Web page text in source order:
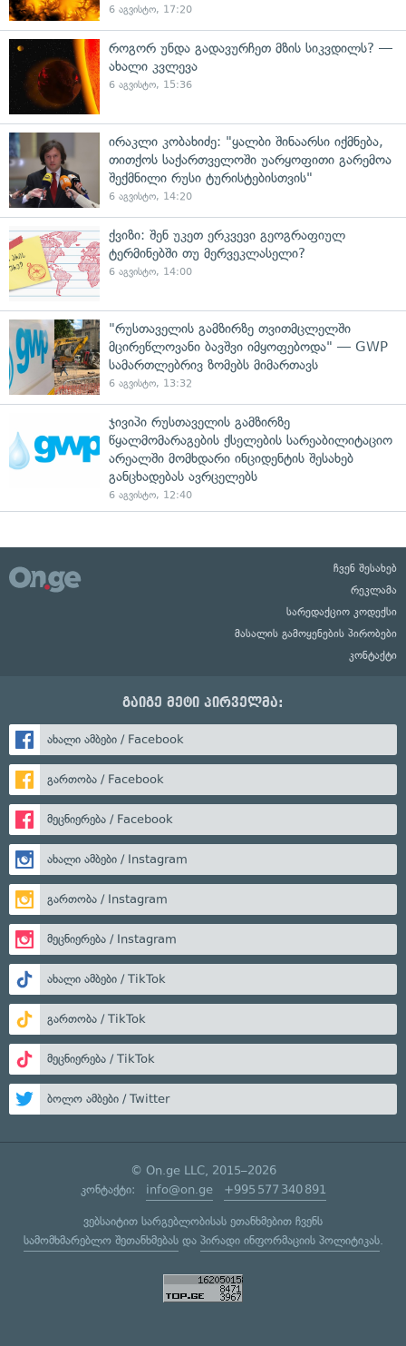
6 აგვისტო, 17:20
როგორ უნდა გადავურჩეთ მზის სიკვდილს? —
ახალი კვლევა
6 აგვისტო, 15:36
ირაკლი კობახიძე: "ყალბი შინაარსი იქმნება,
თითქოს საქართველოში უარყოფითი გარემოა
შექმნილი რუსი ტურისტებისთვის"
6 აგვისტო, 14:20
ქვიზი: შენ უკეთ ერკვევი გეოგრაფიულ
ტერმინებში თუ მერვეკლასელი?
6 აგვისტო, 14:00
"რუსთაველის გამზირზე თვითმცლელში
მცირეწლოვანი ბავშვი იმყოფებოდა" — GWP
სამართლებრივ ზომებს მიმართავს
6 აგვისტო, 13:32
ჯივიპი რუსთაველის გამზირზე
წყალმომარაგების ქსელების სარეაბილიტაციო
არეალში მომხდარი ინციდენტის შესახებ
განცხადებას ავრცელებს
6 აგვისტო, 12:40
ჩვენ შესახებ
რეკლამა
სარედაქციო კოდექსი
მასალის გამოყენების პირობები
კონტაქტი
გაიგე მეტი პირველმა:
ახალი ამბები / Facebook
გართობა / Facebook
მეცნიერება / Facebook
ახალი ამბები / Instagram
გართობა / Instagram
მეცნიერება / Instagram
ახალი ამბები / TikTok
გართობა / TikTok
მეცნიერება / TikTok
ბოლო ამბები / Twitter
© On.ge LLC, 2015–2026
კონტაქტი: info@on.ge +995 577 340 891
ვებსაიტით სარგებლობისას ეთანხმებით ჩვენს
სამომხმარებლო შეთანხმებასდა პირადი ინფორმაციის პოლიტიკას.